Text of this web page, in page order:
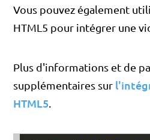
Vous pouvez également
HTML5 pour intégrer une
Plus d'informations et de
supplémentaires sur
HTML5